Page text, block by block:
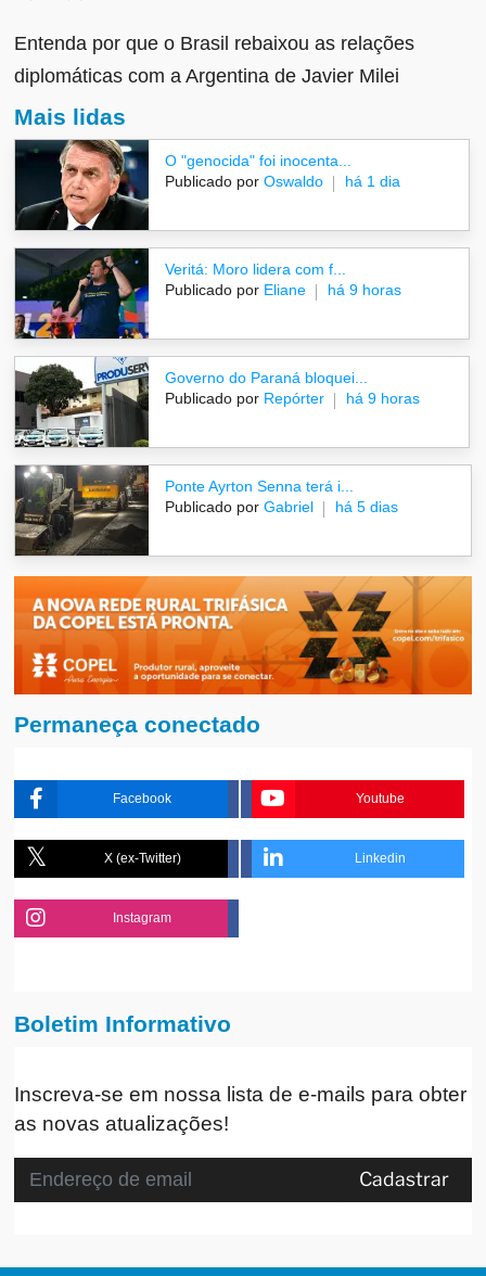
Entenda por que o Brasil rebaixou as relações
diplomáticas com a Argentina de Javier Milei
Mais lidas
O "genocida" foi inocenta...
Publicado por Oswaldo há 1 dia
Veritá: Moro lidera com f...
Publicado por Eliane há 9 horas
Governo do Paraná bloquei...
Publicado por Repórter há 9 horas
Ponte Ayrton Senna terá i...
Publicado por Gabriel há 5 dias
Permaneça conectado
Facebook Youtube
X (ex-Twitter) Linkedin
Instagram
Boletim Informativo
Inscreva-se em nossa lista de e-mails para obter
as novas atualizações!
Cadastrar